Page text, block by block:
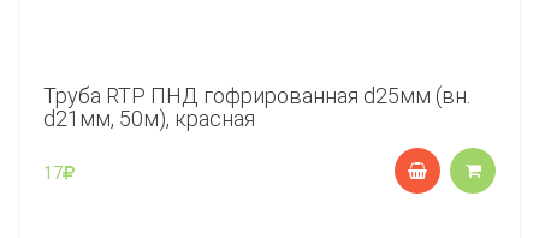
Труба RTP ПНД гофрированная d25мм (вн.
d21мм, 50м), красная
17